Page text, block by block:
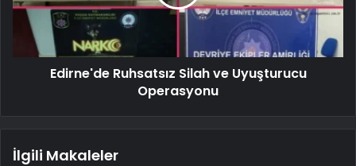
Edirne'de Ruhsatsız Silah ve Uyuşturucu
Operasyonu
İlgili Makaleler